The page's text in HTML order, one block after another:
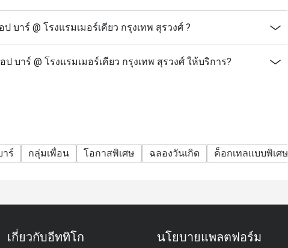
บาร์ @ โรงแรมเมอร์เคียว กรุงเทพ สุรวงศ์ ?
บาร์ @ โรงแรมเมอร์เคียว กรุงเทพ สุรวงศ์ ให้บริการ?
าร์ กลุ่มเพื่อน โอกาสพิเศษ ฉลองวันเกิด ค็อกเทลแบบพิเศษ
เกี่ยวกับอีททิโก นโยบายแพลตฟอร์ม